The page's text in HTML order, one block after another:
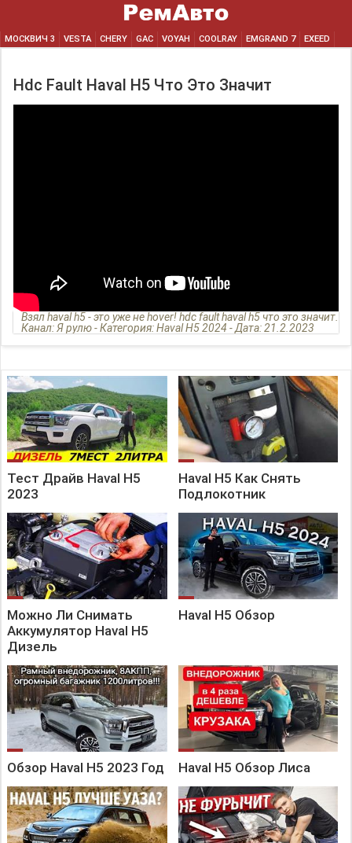
МОСКВИЧ 3 VESTA CHERY GAC VOYAH COOLRAY EMGRAND 7 EXEED
Hdc Fault Haval H5 Что Это Значит
Взял haval h5 - это уже не hover! hdc fault haval h5 что это значит.
Канал: Я рулю - Категория: Haval H5 2024 - Дата: 21.2.2023
Тест Драйв Haval H5
2023
Haval H5 Как Снять
Подлокотник
Можно Ли Снимать
Аккумулятор Haval H5
Дизель
Haval H5 Обзор
Обзор Haval H5 2023 Год Haval H5 Обзор Лиса